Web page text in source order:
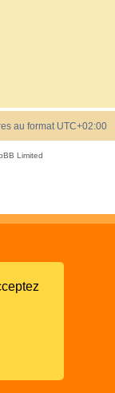
au format UTC+02:00
Limited